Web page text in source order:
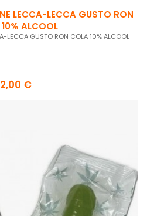
LECCA-LECCA GUSTO RON
ALCOOL
LECCA GUSTO RON COLA 10% ALCOOL
2,00 €